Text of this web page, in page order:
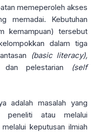
memeperoleh akses
memadai. Kebutuhan
kemampuan) tersebut
dalam tiga
(basic literacy),
dan pelestarian
(self
adalah masalah yang
peneliti atau melalui
keputusan ilmiah